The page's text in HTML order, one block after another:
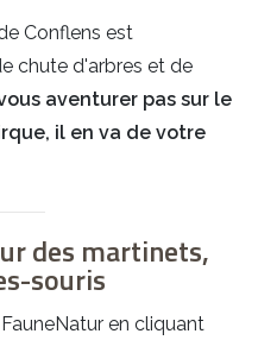
Conflens est
chute d'arbres et de
aventurer pas sur le
il en va de votre
des martinets,
souris
en cliquant